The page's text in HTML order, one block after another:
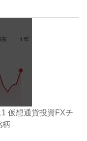
仮想通貨投資FXチ
柄